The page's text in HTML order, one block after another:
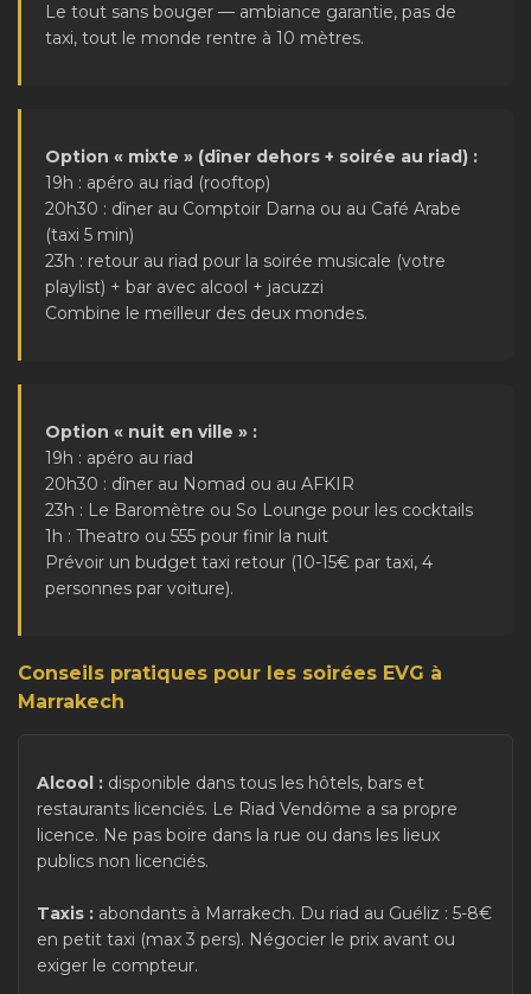
Le tout sans bouger — ambiance garantie, pas de
taxi, tout le monde rentre à 10 mètres.
Option « mixte » (dîner dehors + soirée au riad) :
19h : apéro au riad (rooftop)
20h30 : dîner au Comptoir Darna ou au Café Arabe
(taxi 5 min)
23h : retour au riad pour la soirée musicale (votre
playlist) + bar avec alcool + jacuzzi
Combine le meilleur des deux mondes.
Option « nuit en ville » :
19h : apéro au riad
20h30 : dîner au Nomad ou au AFKIR
23h : Le Baromètre ou So Lounge pour les cocktails
1h : Theatro ou 555 pour finir la nuit
Prévoir un budget taxi retour (10-15€ par taxi, 4
personnes par voiture).
Conseils pratiques pour les soirées EVG à
Marrakech
Alcool : disponible dans tous les hôtels, bars et
restaurants licenciés. Le Riad Vendôme a sa propre
licence. Ne pas boire dans la rue ou dans les lieux
publics non licenciés.
Taxis : abondants à Marrakech. Du riad au Guéliz : 5-8€
en petit taxi (max 3 pers). Négocier le prix avant ou
exiger le compteur.